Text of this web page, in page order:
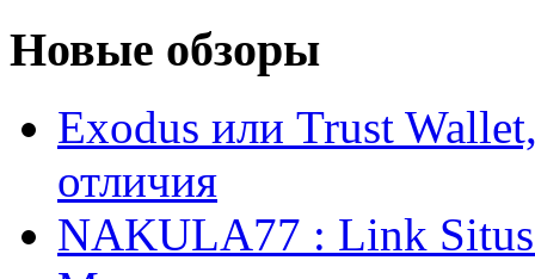
Новые обзоры
Exodus или Trust
отличия
NAKULA77 : Link Situs